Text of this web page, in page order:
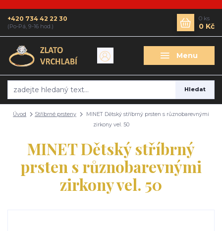
Menu
Hledat
+420 734 42 22 30
(Po-Pá, 9-16 hod.)
0 ks
0 Kč
Úvod Stříbrné prsteny
MINET Dětský stříbrný prsten s různobarevnými
zirkony vel. 50
MINET Dětský stříbrný
prsten s různobarevnými
zirkony vel. 50